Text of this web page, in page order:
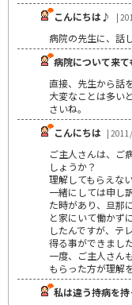
こんにちは♪
|
病院の先生に、話
病院について来て
直接、先生から話
大変なことは多い
さいね。
こんにちは |
ご主人さんは、ご
しょうか？
理解してもらえな
一緒にしては申し
た時があり、旦那
と家にいて働かず
したんですが、テ
得る事ができました
一度、ご主人さん
もらった方が理解
私は違う持病を持